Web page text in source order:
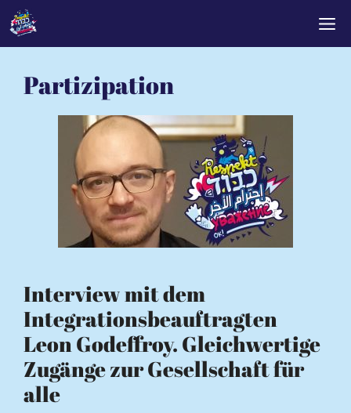
Zum
Inhalt
Partizipation
Interview mit dem
Integrationsbeauftragten
Leon Godeffroy. Gleichwertige
Zugänge zur Gesellschaft für
alle